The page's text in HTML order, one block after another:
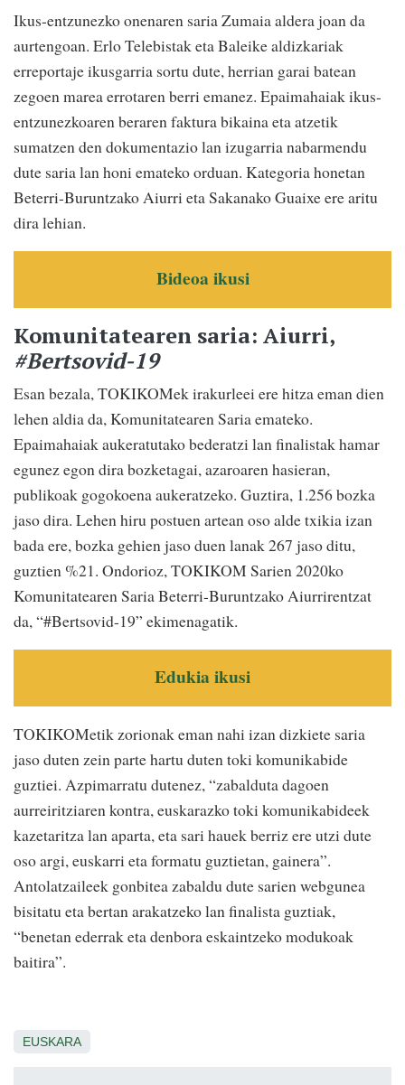
Ikus-entzunezko onenaren saria Zumaia aldera joan da
aurtengoan. Erlo Telebistak eta Baleike aldizkariak
erreportaje ikusgarria sortu dute, herrian garai batean
zegoen marea errotaren berri emanez. Epaimahaiak ikus-
entzunezkoaren beraren faktura bikaina eta atzetik
sumatzen den dokumentazio lan izugarria nabarmendu
dute saria lan honi emateko orduan. Kategoria honetan
Beterri-Buruntzako Aiurri eta Sakanako Guaixe ere aritu
dira lehian.
Bideoa ikusi
Komunitatearen saria: Aiurri,
#Bertsovid-19
Esan bezala, TOKIKOMek irakurleei ere hitza eman dien
lehen aldia da, Komunitatearen Saria emateko.
Epaimahaiak aukeratutako bederatzi lan finalistak hamar
egunez egon dira bozketagai, azaroaren hasieran,
publikoak gogokoena aukeratzeko. Guztira, 1.256 bozka
jaso dira. Lehen hiru postuen artean oso alde txikia izan
bada ere, bozka gehien jaso duen lanak 267 jaso ditu,
guztien %21. Ondorioz, TOKIKOM Sarien 2020ko
Komunitatearen Saria Beterri-Buruntzako Aiurrirentzat
da, “#Bertsovid-19” ekimenagatik.
Edukia ikusi
TOKIKOMetik zorionak eman nahi izan dizkiete saria
jaso duten zein parte hartu duten toki komunikabide
guztiei. Azpimarratu dutenez, “zabalduta dagoen
aurreiritziaren kontra, euskarazko toki komunikabideek
kazetaritza lan aparta, eta sari hauek berriz ere utzi dute
oso argi, euskarri eta formatu guztietan, gainera”.
Antolatzaileek gonbitea zabaldu dute sarien webgunea
bisitatu eta bertan arakatzeko lan finalista guztiak,
“benetan ederrak eta denbora eskaintzeko modukoak
baitira”.
EUSKARA